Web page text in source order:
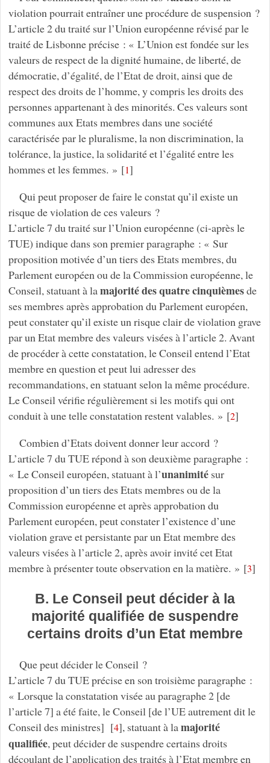
violation pourrait entraîner une procédure de suspension ?
L’article 2 du traité sur l’Union européenne révisé par le
traité de Lisbonne précise : « L’Union est fondée sur les
valeurs de respect de la dignité humaine, de liberté, de
démocratie, d’égalité, de l’Etat de droit, ainsi que de
respect des droits de l’homme, y compris les droits des
personnes appartenant à des minorités. Ces valeurs sont
communes aux Etats membres dans une société
caractérisée par le pluralisme, la non discrimination, la
tolérance, la justice, la solidarité et l’égalité entre les
hommes et les femmes. » [1]
Qui peut proposer de faire le constat qu’il existe un
risque de violation de ces valeurs ?
L’article 7 du traité sur l’Union européenne (ci-après le
TUE) indique dans son premier paragraphe : « Sur
proposition motivée d’un tiers des Etats membres, du
Parlement européen ou de la Commission européenne, le
Conseil, statuant à lamajorité des quatre cinquièmesde
ses membres après approbation du Parlement européen,
peut constater qu’il existe un risque clair de violation grave
par un Etat membre des valeurs visées à l’article 2. Avant
de procéder à cette constatation, le Conseil entend l’Etat
membre en question et peut lui adresser des
recommandations, en statuant selon la même procédure.
Le Conseil vérifie régulièrement si les motifs qui ont
conduit à une telle constatation restent valables. » [2]
Combien d’Etats doivent donner leur accord ?
L’article 7 du TUE répond à son deuxième paragraphe :
« Le Conseil européen, statuant à l’unanimitésur
proposition d’un tiers des Etats membres ou de la
Commission européenne et après approbation du
Parlement européen, peut constater l’existence d’une
violation grave et persistante par un Etat membre des
valeurs visées à l’article 2, après avoir invité cet Etat
membre à présenter toute observation en la matière. » [3]
B. Le Conseil peut décider à la
majorité qualifiée de suspendre
certains droits d’un Etat membre
Que peut décider le Conseil ?
L’article 7 du TUE précise en son troisième paragraphe :
« Lorsque la constatation visée au paragraphe 2 [de
l’article 7] a été faite, le Conseil [de l’UE autrement dit le
Conseil des ministres] [4], statuant à lamajorité
qualifiée, peut décider de suspendre certains droits
découlant de l’application des traités à l’Etat membre en